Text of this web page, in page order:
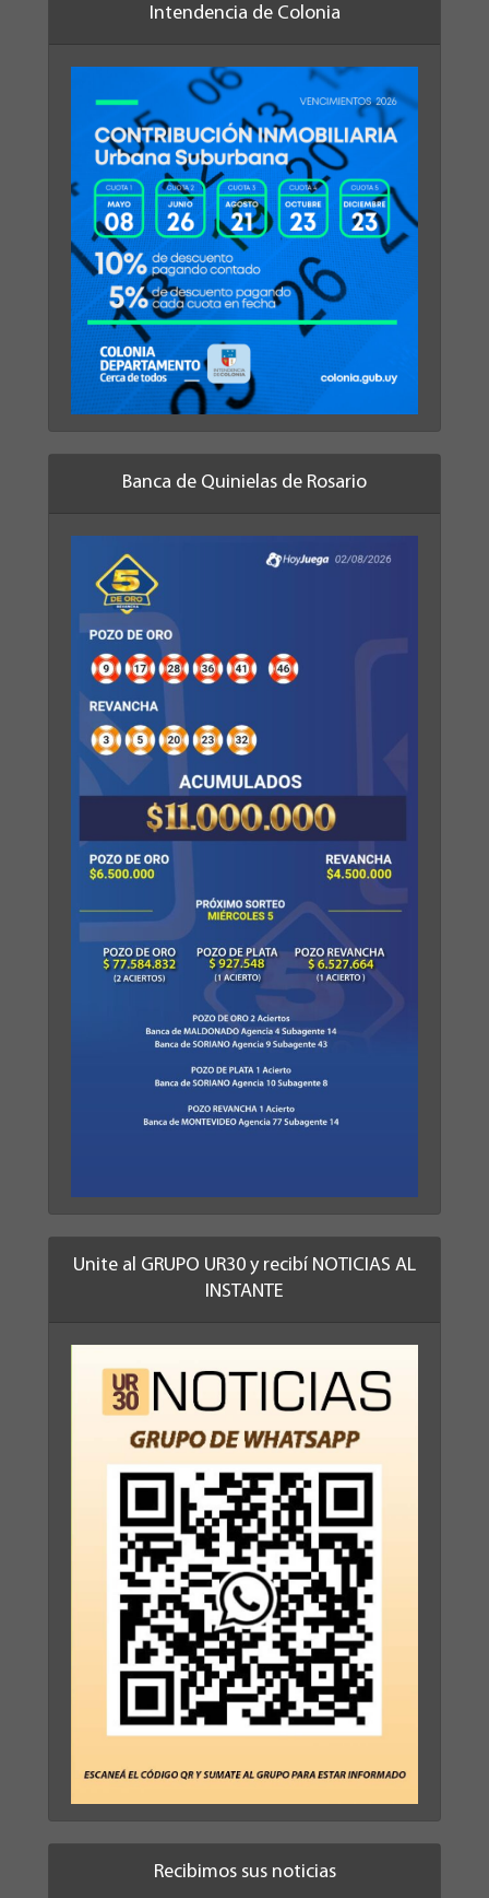
Intendencia de Colonia
Banca de Quinielas de Rosario
Unite al GRUPO UR30 y recibí NOTICIAS AL
INSTANTE
Recibimos sus noticias